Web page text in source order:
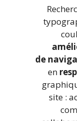
de
en
site :